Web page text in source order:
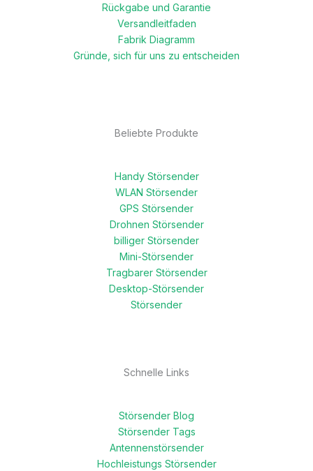
Rückgabe und Garantie
Versandleitfaden
Fabrik Diagramm
Gründe, sich für uns zu entscheiden
Beliebte Produkte
Handy Störsender
WLAN Störsender
GPS Störsender
Drohnen Störsender
billiger Störsender
Mini-Störsender
Tragbarer Störsender
Desktop-Störsender
Störsender
Schnelle Links
Störsender Blog
Störsender Tags
Antennenstörsender
Hochleistungs Störsender